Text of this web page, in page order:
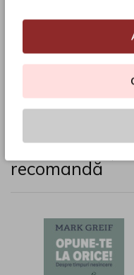
Dimensiune:
Pachet
Alexandria îți
recomandă